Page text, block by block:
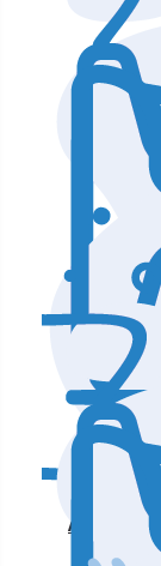
Аппараты